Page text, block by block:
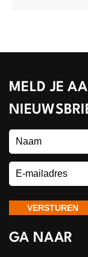
MELD JE
GA NAAR